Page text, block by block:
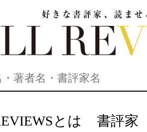
とは
書評家